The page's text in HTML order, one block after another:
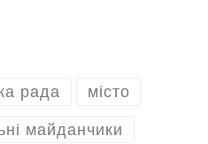
рада місто
майданчики